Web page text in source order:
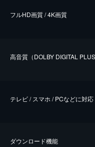
フルHD画質 / 4K画質
⾼⾳質（DOLBY DIGITAL PLUS
テレビ / スマホ / PCなどに対応
ダウンロード機能